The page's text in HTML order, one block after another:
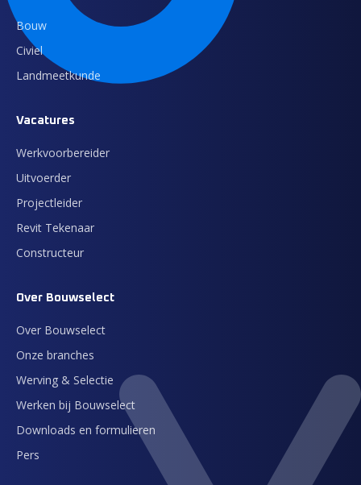
Bouw
Civiel
Landmeetkunde
Vacatures
Werkvoorbereider
Uitvoerder
Projectleider
Revit Tekenaar
Constructeur
Over Bouwselect
Over Bouwselect
Onze branches
Werving & Selectie
Werken bij Bouwselect
Downloads en formulieren
Pers